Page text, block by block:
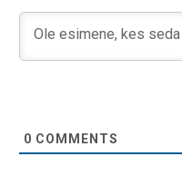
0 COMMENTS